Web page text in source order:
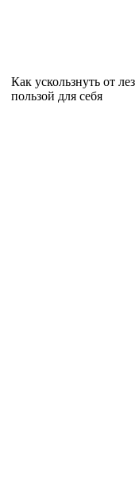
Как ускользнуть от
пользой для себя